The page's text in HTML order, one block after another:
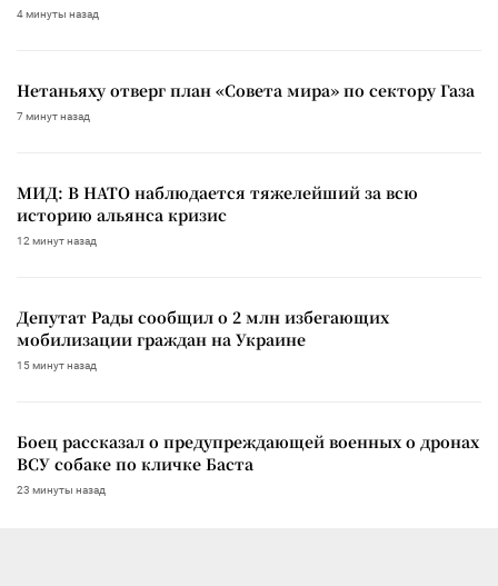
4 минуты назад
Нетаньяху отверг план «Совета мира» по сектору Газа
7 минут назад
МИД: В НАТО наблюдается тяжелейший за всю
историю альянса кризис
12 минут назад
Депутат Рады сообщил о 2 млн избегающих
мобилизации граждан на Украине
15 минут назад
Боец рассказал о предупреждающей военных о дронах
ВСУ собаке по кличке Баста
23 минуты назад